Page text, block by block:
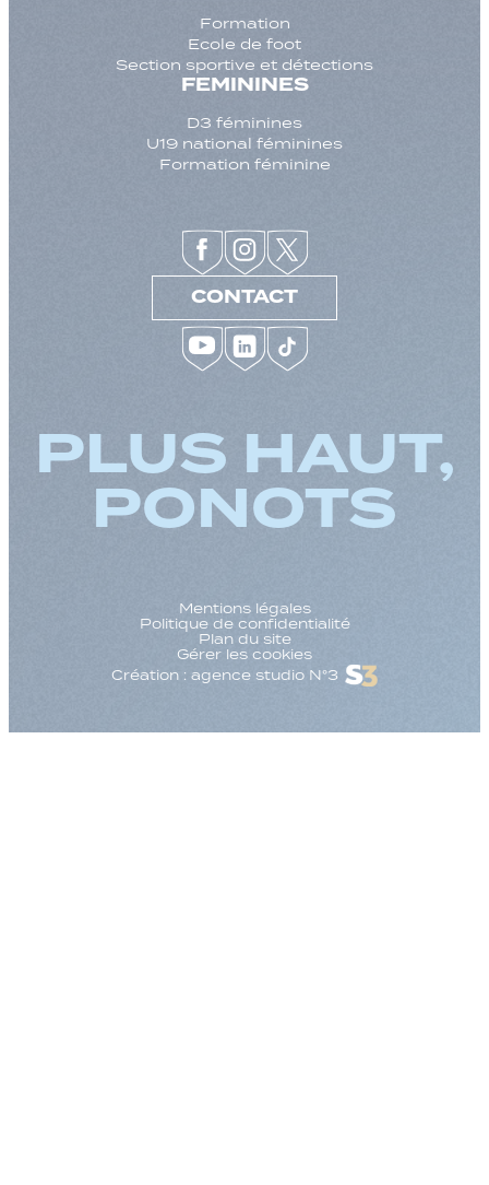
Formation
Ecole de foot
Section sportive et détections
FEMININES
D3 féminines
U19 national féminines
Formation féminine
CONTACT
PLUS HAUT,
PONOTS
Mentions légales
Politique de confidentialité
Plan du site
Gérer les cookies
Création : agence studio N°3